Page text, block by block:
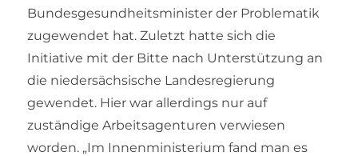
Bundesgesundheitsminister der Problematik
zugewendet hat. Zuletzt hatte sich die
Initiative mit der Bitte nach Unterstützung an
die niedersächsische Landesregierung
gewendet. Hier war allerdings nur auf
zuständige Arbeitsagenturen verwiesen
worden. „Im Innenministerium fand man es